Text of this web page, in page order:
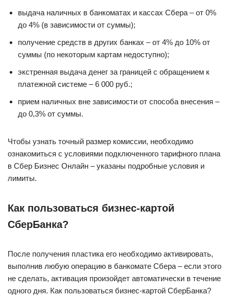
выдача наличных в банкоматах и кассах Сбера – от 0%
до 4% (в зависимости от суммы);
получение средств в других банках – от 4% до 10% от
суммы (по некоторым картам недоступно);
экстренная выдача денег за границей с обращением к
платежной системе – 6 000 руб.;
прием наличных вне зависимости от способа внесения –
до 0,3% от суммы.
Чтобы узнать точный размер комиссии, необходимо
ознакомиться с условиями подключенного тарифного плана
в Сбер Бизнес Онлайн – указаны подробные условия и
лимиты.
Как пользоваться бизнес-картой
СберБанка?
После получения пластика его необходимо активировать,
выполнив любую операцию в банкомате Сбера – если этого
не сделать, активация произойдет автоматически в течение
одного дня. Как пользоваться бизнес-картой СберБанка?